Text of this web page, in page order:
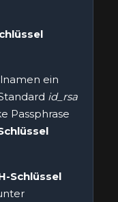
ein
id_rsa
Passphrase
Schlüssel